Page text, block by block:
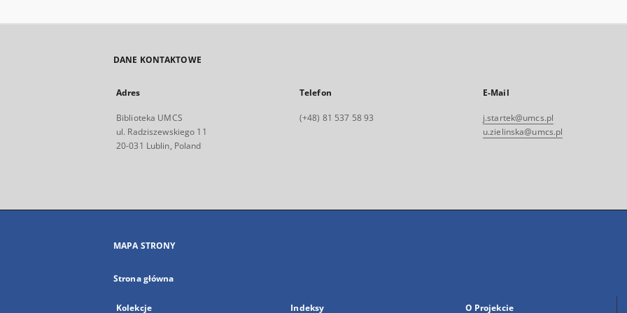
DANE KONTAKTOWE
Adres
Biblioteka UMCS
ul. Radziszewskiego 11
20-031 Lublin, Poland
Telefon
(+48) 81 537 58 93
E-Mail
j.startek@umcs.pl
u.zielinska@umcs.pl
MAPA STRONY
Strona główna
Kolekcje Indeksy O Projekcie